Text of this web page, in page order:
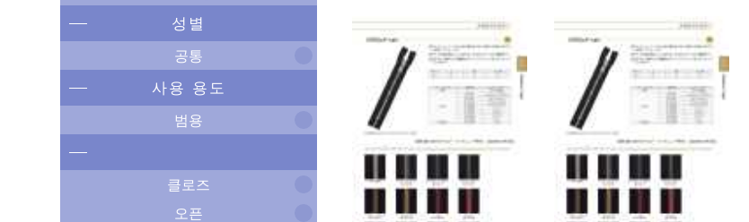
성별
공통
사용 용도
범용
클로즈
오픈